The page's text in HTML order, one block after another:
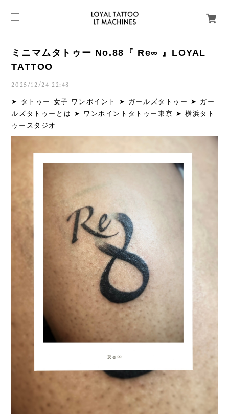
ミニマムタトゥー No.88『 Re∞ 』LOYAL
TATTOO
2025/12/24 22:48
➤ タトゥー 女子 ワンポイント ➤ ガールズタトゥー ➤ ガー
ルズタトゥーとは ➤ ワンポイントタトゥー東京 ➤ 横浜タト
ゥースタジオ